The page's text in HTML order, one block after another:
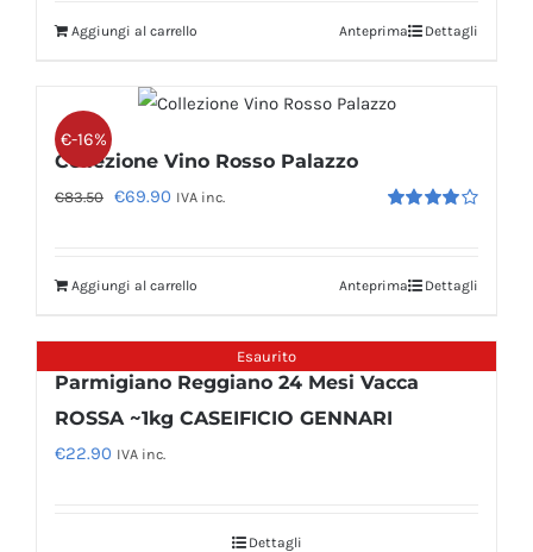
era:
è:
Aggiungi al carrello Dettagli
Anteprima
€-16%
Collezione Vino Rosso Palazzo
€83.50 Il
era:
€69.90 Il
è:
IVA inc.
Aggiungi al carrello Dettagli
Anteprima
Esaurito
Parmigiano Reggiano 24 Mesi Vacca
ROSSA ~1kg CASEIFICIO GENNARI
€22.90 IVA inc.
Dettagli